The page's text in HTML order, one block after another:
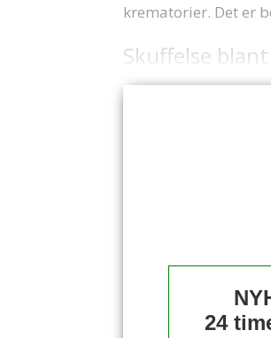
krematorier. Det er
Skuffelse
24